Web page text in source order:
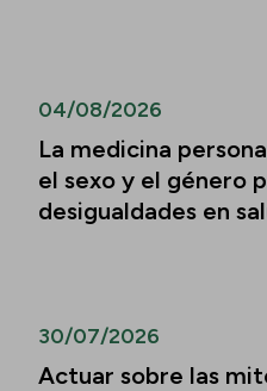
04/08/2026
La medicina
el sexo y el género
desigualdades en
30/07/2026
Actuar sobre las